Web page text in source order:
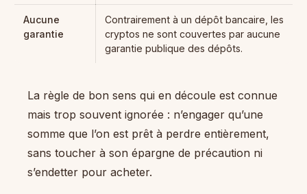
Aucune
garantie
Contrairement à un dépôt bancaire, les
cryptos ne sont couvertes par aucune
garantie publique des dépôts.
La règle de bon sens qui en découle est connue
mais trop souvent ignorée : n’engager qu’une
somme que l’on est prêt à perdre entièrement,
sans toucher à son épargne de précaution ni
s’endetter pour acheter.